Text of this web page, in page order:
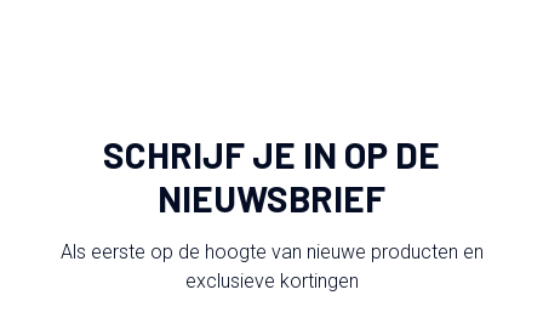
SCHRIJF JE IN OP DE
NIEUWSBRIEF
Als eerste op de hoogte van nieuwe producten en
exclusieve kortingen